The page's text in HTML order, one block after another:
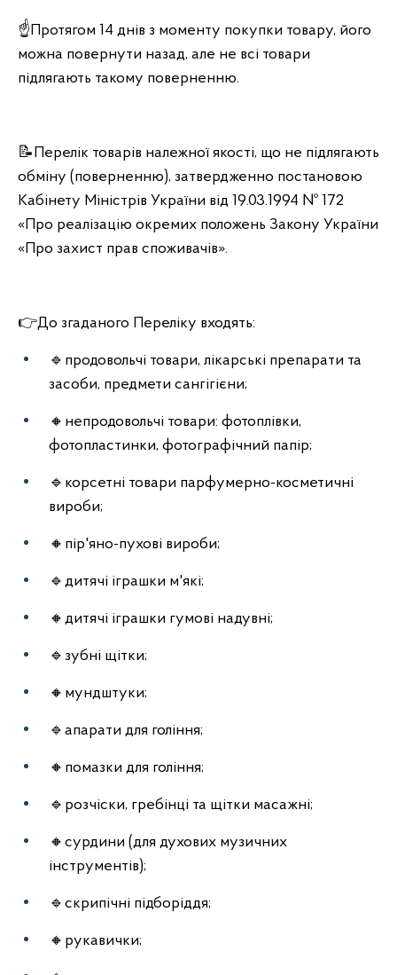
☝️Протягом 14 днів з моменту покупки товару, його
можна повернути назад, але не всі товари
підлягають такому поверненню.
📝Перелік товарів належної якості, що не підлягають
обміну (поверненню), затвердженно постановою
Кабінету Міністрів України від 19.03.1994 № 172
«Про реалізацію окремих положень Закону України
«Про захист прав споживачів».
👉До згаданого Переліку входять:
🔹продовольчі товари, лікарські препарати та
засоби, предмети сангігієни;
🔸непродовольчі товари: фотоплівки,
фотопластинки, фотографічний папір;
🔹корсетні товари парфумерно-косметичні
вироби;
🔸пір'яно-пухові вироби;
🔹дитячі іграшки м'які;
🔸дитячі іграшки гумові надувні;
🔹зубні щітки;
🔸мундштуки;
🔹апарати для гоління;
🔸помазки для гоління;
🔹розчіски, гребінці та щітки масажні;
🔸сурдини (для духових музичних
інструментів);
🔹скрипічні підборіддя;
🔸рукавички;